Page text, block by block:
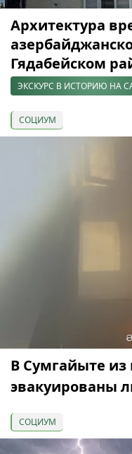
Архитектура
Гядабейском
ЭКСКУРС В ИСТОРИЮ НА
СОЦИУМ
В Сумгайыте
эвакуированы
СОЦИУМ